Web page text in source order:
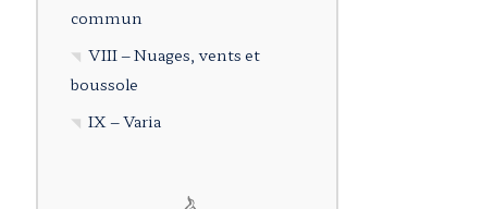
commun
VIII – Nuages, vents et
boussole
IX – Varia